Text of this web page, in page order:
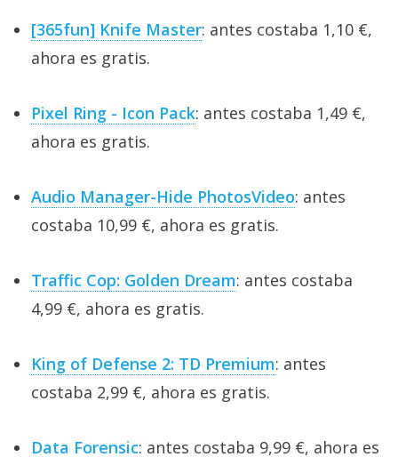
[365fun] Knife Master: antes costaba 1,10 €,
ahora es gratis.
Pixel Ring - Icon Pack: antes costaba 1,49 €,
ahora es gratis.
Audio Manager-Hide PhotosVideo: antes
costaba 10,99 €, ahora es gratis.
Traffic Cop: Golden Dream: antes costaba
4,99 €, ahora es gratis.
King of Defense 2: TD Premium: antes
costaba 2,99 €, ahora es gratis.
Data Forensic: antes costaba 9,99 €, ahora es